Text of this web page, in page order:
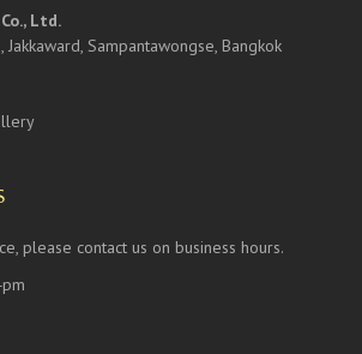
Ltd.
Jakkaward, Sampantawongse, Bangkok
please contact us on business hours.